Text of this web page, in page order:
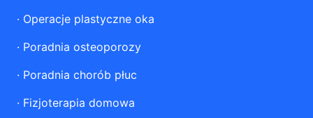
· Operacje plastyczne oka
· Poradnia osteoporozy
· Poradnia chorób płuc
· Fizjoterapia domowa